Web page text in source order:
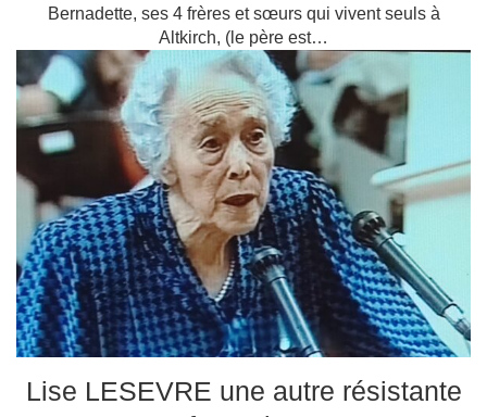
Bernadette, ses 4 frères et sœurs qui vivent seuls à
Altkirch, (le père est…
Lise LESEVRE une autre résistante